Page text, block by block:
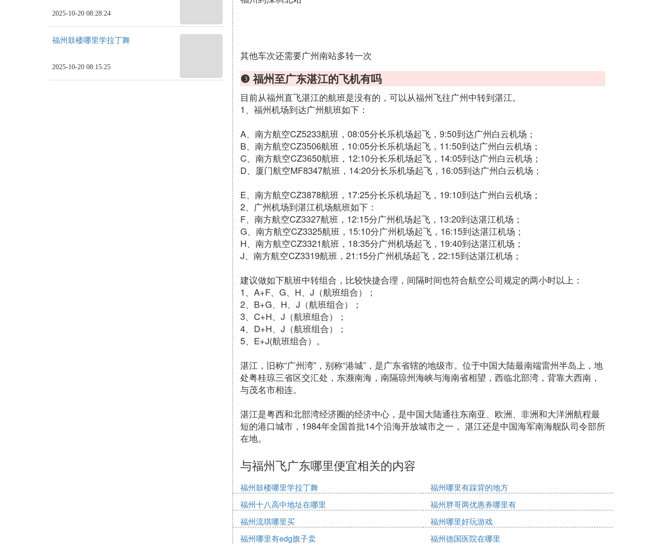
2025-10-20 08:28:24
福州鼓楼哪里学拉丁舞
2025-10-20 08:15:25
其他车次还需要广州南站多转一次
❸ 福州至广东湛江的飞机有吗
目前从福州直飞湛江的航班是没有的，可以从福州飞往广州中转到湛江。
1、福州机场到达广州航班如下：
A、南方航空CZ5233航班，08:05分长乐机场起飞，9:50到达广州白云机场；
B、南方航空CZ3506航班，10:05分长乐机场起飞，11:50到达广州白云机场；
C、南方航空CZ3650航班，12:10分长乐机场起飞，14:05到达广州白云机场；
D、厦门航空MF8347航班，14:20分长乐机场起飞，16:05到达广州白云机场；
E、南方航空CZ3878航班，17:25分长乐机场起飞，19:10到达广州白云机场；
2、广州机场到湛江机场航班如下：
F、南方航空CZ3327航班，12:15分广州机场起飞，13:20到达湛江机场；
G、南方航空CZ3325航班，15:10分广州机场起飞，16:15到达湛江机场；
H、南方航空CZ3321航班，18:35分广州机场起飞，19:40到达湛江机场；
J、南方航空CZ3319航班，21:15分广州机场起飞，22:15到达湛江机场；
建议做如下航班中转组合，比较快捷合理，间隔时间也符合航空公司规定的两小时以上：
1、A+F、G、H、J（航班组合）；
2、B+G、H、J（航班组合）；
3、C+H、J（航班组合）；
4、D+H、J（航班组合）；
5、E+J(航班组合）。
湛江，旧称“广州湾”，别称“港城”，是广东省辖的地级市。位于中国大陆最南端雷州半岛上，地
处粤桂琼三省区交汇处，东濒南海，南隔琼州海峡与海南省相望，西临北部湾，背靠大西南，
与茂名市相连。
湛江是粤西和北部湾经济圈的经济中心，是中国大陆通往东南亚、欧洲、非洲和大洋洲航程最
短的港口城市，1984年全国首批14个沿海开放城市之一， 湛江还是中国海军南海舰队司令部所
在地。
与福州飞广东哪里便宜相关的内容
福州鼓楼哪里学拉丁舞
福州哪里有踩背的地方
福州十八高中地址在哪里
福州胖哥两优惠券哪里有
福州流琪哪里买
福州哪里好玩游戏
福州哪里有edg旗子卖
福州德国医院在哪里